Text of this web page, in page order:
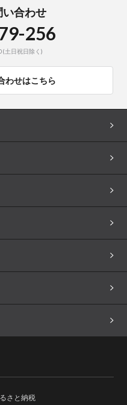
い合わせ
256
土日祝日除く)
わせはこちら
さと納税